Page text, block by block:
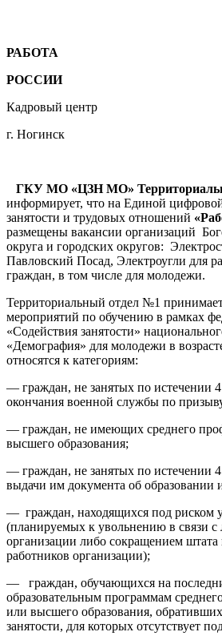
РАБОТА
РОССИИ
Кадровый центр
г. Ногинск
ГКУ МО «ЦЗН МО»
информирует, что на Единой
занятости и трудовых отношений
размещены вакансии организаций
округа и городских округов:
Павловский Посад, Электроугли для
граждан, в том числе для молодежи.
Территориальный отдел №1
мероприятий по обучению в рамках
«Содействия занятости»
«Демография» для молодежи в
относятся к категориям:
— граждан, не занятых по истечении
окончания военной службы по
— граждан, не имеющих среднего
высшего образования;
— граждан, не занятых по истечении
выдачи им документа об образовании
— граждан, находящихся под риском
(планируемых к увольнению в связи с
организации либо сокращением штата
работников организации);
— граждан, обучающихся на
образовательным программам
или высшего образования,
занятости, для которых отсутствует